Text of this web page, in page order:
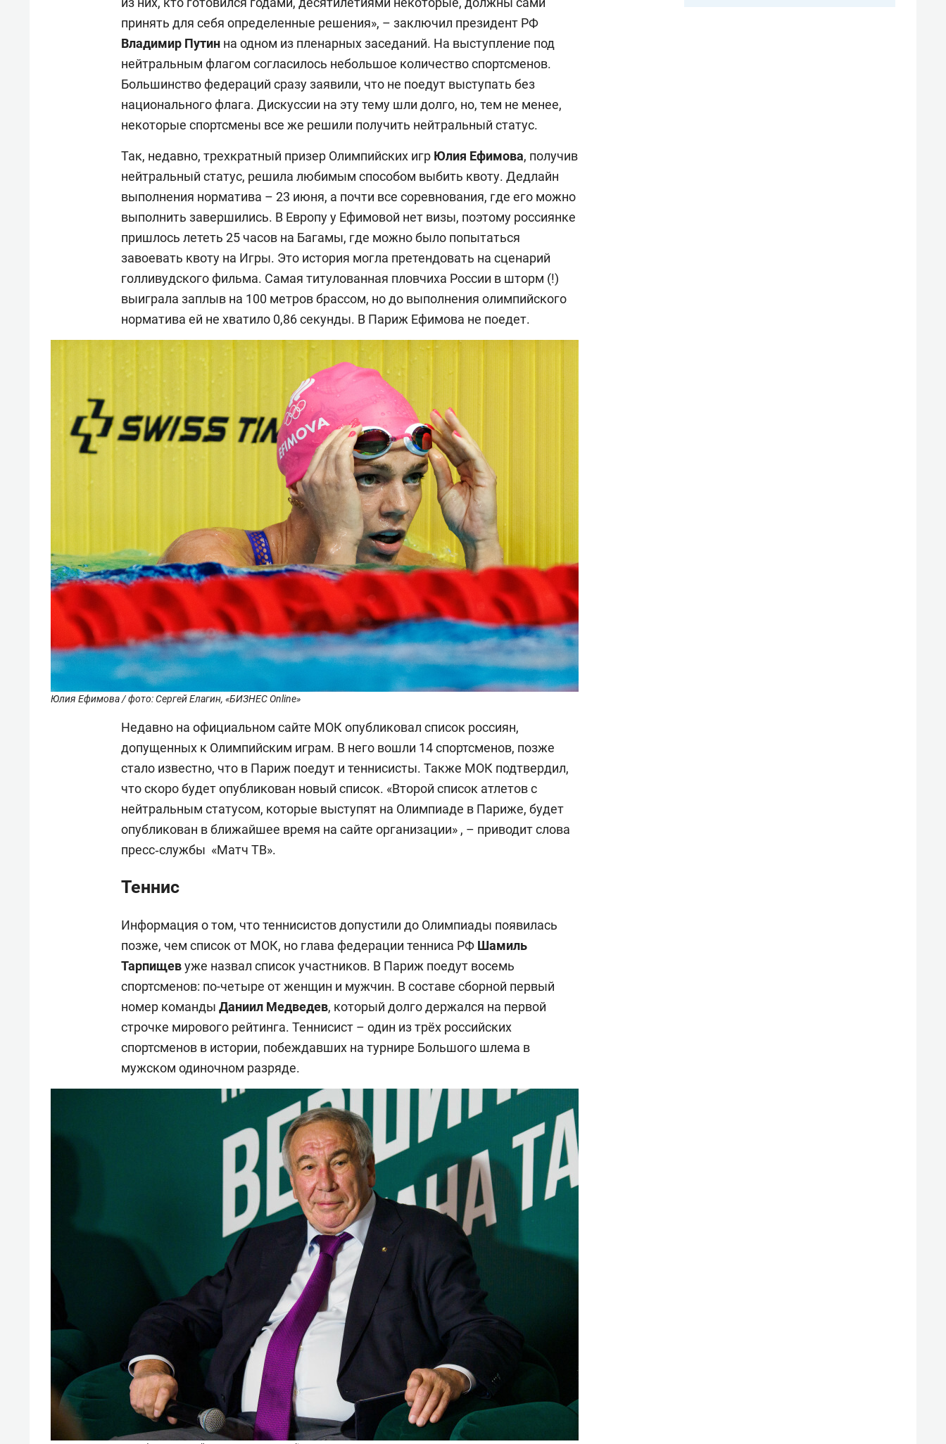
принять для себя определенные решения», – заключил президент РФ
Владимир Путин на одном из пленарных заседаний. На выступление под
нейтральным флагом согласилось небольшое количество спортсменов.
Большинство федераций сразу заявили, что не поедут выступать без
национального флага. Дискуссии на эту тему шли долго, но, тем не менее,
некоторые спортсмены все же решили получить нейтральный статус.
Так, недавно, трехкратный призер Олимпийских игр Юлия Ефимова, получив
нейтральный статус, решила любимым способом выбить квоту. Дедлайн
выполнения норматива – 23 июня, а почти все соревнования, где его можно
выполнить завершились. В Европу у Ефимовой нет визы, поэтому россиянке
пришлось лететь 25 часов на Багамы, где можно было попытаться
завоевать квоту на Игры. Это история могла претендовать на сценарий
голливудского фильма. Самая титулованная пловчиха России в шторм (!)
выиграла заплыв на 100 метров брассом, но до выполнения олимпийского
норматива ей не хватило 0,86 секунды. В Париж Ефимова не поедет.
Юлия Ефимова / фото: Сергей Елагин, «БИЗНЕС Online»
Недавно на официальном сайте МОК опубликовал список россиян,
допущенных к Олимпийским играм. В него вошли 14 спортсменов, позже
стало известно, что в Париж поедут и теннисисты. Также МОК подтвердил,
что скоро будет опубликован новый список. «Второй список атлетов с
нейтральным статусом, которые выступят на Олимпиаде в Париже, будет
опубликован в ближайшее время на сайте организации» , – приводит слова
пресс‑службы «Матч ТВ».
Теннис
Информация о том, что теннисистов допустили до Олимпиады появилась
позже, чем список от МОК, но глава федерации тенниса РФ Шамиль
Тарпищевуже назвал список участников. В Париж поедут восемь
спортсменов: по-четыре от женщин и мужчин. В составе сборной первый
номер команды Даниил Медведев, который долго держался на первой
строчке мирового рейтинга. Теннисист – один из трёх российских
спортсменов в истории, побеждавших на турнире Большого шлема в
мужском одиночном разряде.